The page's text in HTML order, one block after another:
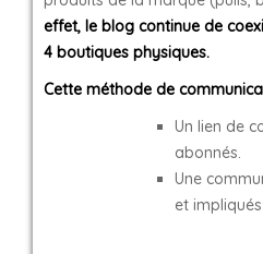
effet, le blog continue de
4 boutiques physiques.
Cette méthode de
Un lien de
abonnés.
Une
et impliqués